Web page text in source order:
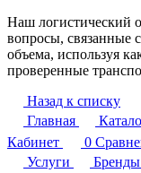
Наш логистический
вопросы, связанные
объема, используя
проверенные
Назад к списку
Главная
Кабинет
0
Услуги
Бренды